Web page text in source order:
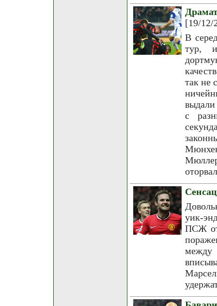
[19/12/
В
тур,
так не
с
уик-
ПСЖ от
между